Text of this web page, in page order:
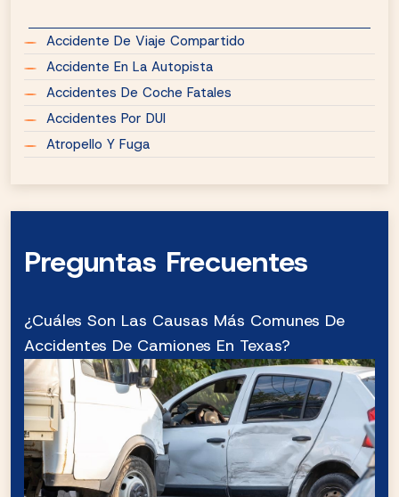
Accidente De Viaje Compartido
Accidente En La Autopista
Accidentes De Coche Fatales
Accidentes Por DUI
Atropello Y Fuga
Preguntas Frecuentes
¿Cuáles Son Las Causas Más Comunes De
Accidentes De Camiones En Texas?